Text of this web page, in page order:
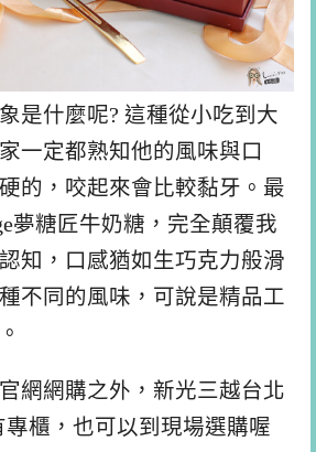
是什麼呢? 這種從小吃到大
一定都熟知他的風味與口
的，咬起來會比較黏牙。最
夢糖匠牛奶糖，完全顛覆我
知，口感猶如生巧克力般滑
不同的風味，可說是精品工
網網購之外，新光三越台北
櫃，也可以到現場選購喔